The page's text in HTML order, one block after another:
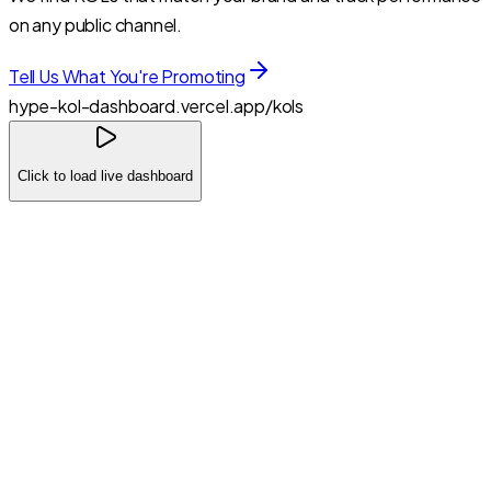
on any public channel.
Tell Us What You're Promoting
hype-kol-dashboard.vercel.app/kols
Click to load live dashboard